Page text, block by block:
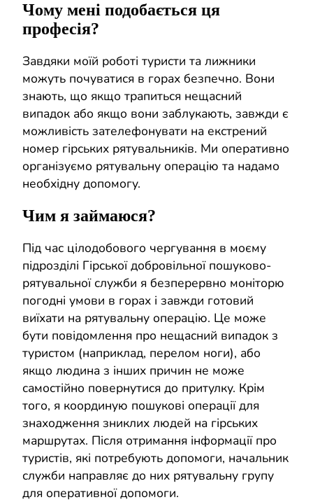
Чому мені подобається ця
професія?
Завдяки моїй роботі туристи та лижники
можуть почуватися в горах безпечно. Вони
знають, що якщо трапиться нещасний
випадок або якщо вони заблукають, завжди є
можливість зателефонувати на екстрений
номер гірських рятувальників. Ми оперативно
організуємо рятувальну операцію та надамо
необхідну допомогу.
Чим я займаюся?
Під час цілодобового чергування в моєму
підрозділі Гірської добровільної пошуково-
рятувальної служби я безперервно моніторю
погодні умови в горах і завжди готовий
виїхати на рятувальну операцію. Це може
бути повідомлення про нещасний випадок з
туристом (наприклад, перелом ноги), або
якщо людина з інших причин не може
самостійно повернутися до притулку. Крім
того, я координую пошукові операції для
знаходження зниклих людей на гірських
маршрутах. Після отримання інформації про
туристів, які потребують допомоги, начальник
служби направляє до них рятувальну групу
для оперативної допомоги.